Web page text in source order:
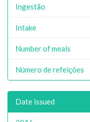
Ingestão
Intake
Number of meals
Número de refeições
Date issued